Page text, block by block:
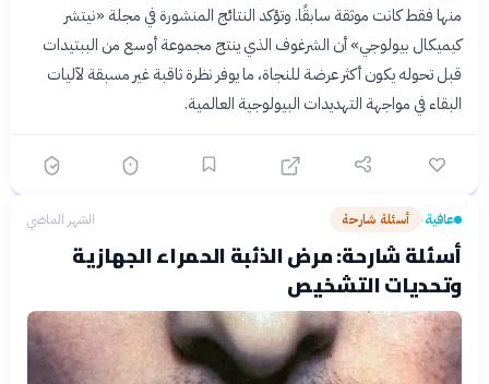
منها فقط كانت موثقة سابقًا. وتؤكد النتائج المنشورة في مجلة «نيتشر
كيميكال بيولوجي» أن الشرغوف الذي ينتج مجموعة أوسع من الببتيدات
قبل تحوله يكون أكثر عرضة للنجاة، ما يوفر نظرة ثاقبة غير مسبقة لآليات
البقاء في مواجهة التهديدات البيولوجية العالمية.
عافية› أسئلة شارحة الشهر الماضي
أسئلة شارحة: مرض الذئبة الحمراء الجهازية
وتحديات التشخيص